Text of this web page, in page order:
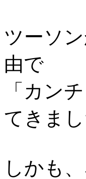
ツーソ
由で
「カン
てきま
しかも